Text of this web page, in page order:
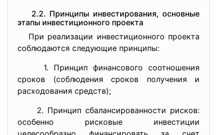
2.2. Принципы инвестирования, основные
этапы инвестиционного проекта
При реализации инвестиционного проекта
соблюдаются следующие принципы:
1. Принцип финансового соотношения
сроков (соблюдения сроков получения и
расходования средств);
2. Принцип сбалансированности рисков:
особенно рисковые инвестиции